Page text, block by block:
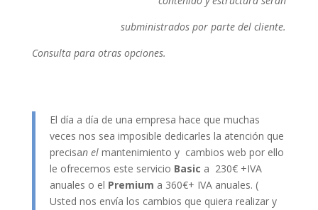
subministrados por parte del cliente.
Consulta para otras opciones.
El día a día de una empresa hace que muchas
veces nos sea imposible dedicarles la atención que
precisan el mantenimiento y cambios web por ello
le ofrecemos este servicio Basic a 230€ +IVA
anuales o el Premium a 360€+ IVA anuales. (
Usted nos envía los cambios que quiera realizar y